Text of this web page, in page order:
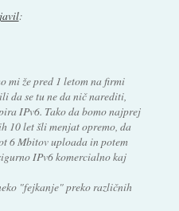
:
mi že pred 1 letom na firmi
da se tu ne da nič narediti,
IPv6. Tako da bomo najprej
10 let šli menjat opremo, da
6 Mbitov uploada in potem
IPv6 komercialno kaj
"fejkanje" preko različnih